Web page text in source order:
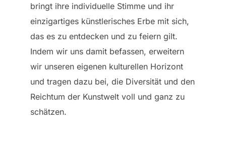
bringt ihre individuelle Stimme und ihr
einzigartiges künstlerisches Erbe mit sich,
das es zu entdecken und zu feiern gilt.
Indem wir uns damit befassen, erweitern
wir unseren eigenen kulturellen Horizont
und tragen dazu bei, die Diversität und den
Reichtum der Kunstwelt voll und ganz zu
schätzen.